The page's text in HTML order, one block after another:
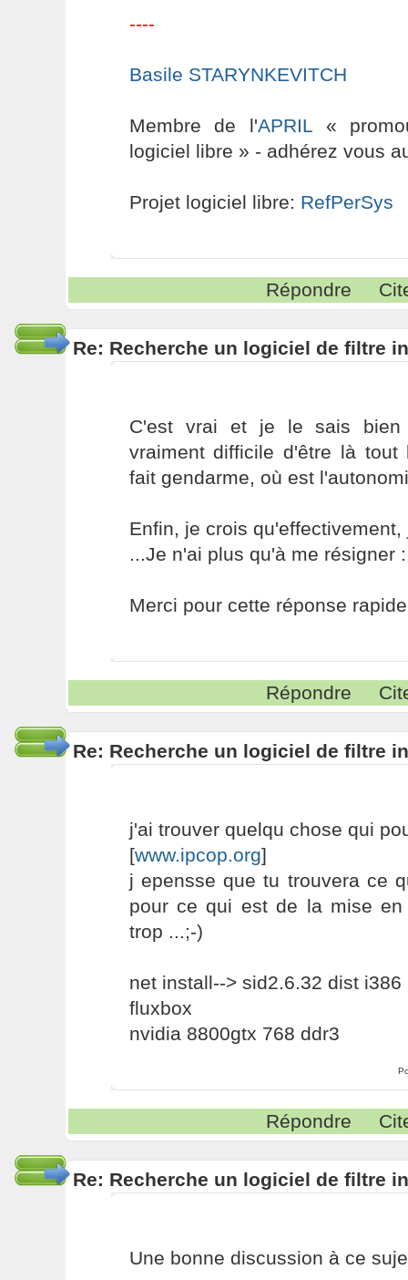
----
Basile STARYNKEVITCH
Membre de l'APRIL «
logiciel libre » - adhérez vous
Projet logiciel libre: RefPerSys
Répondre
Re: Recherche un logiciel de filtre
C'est vrai et je le sais bien
vraiment difficile d'être là
fait gendarme, où est
Enfin, je crois
...Je n'ai plus qu'à me résigner
Merci pour cette réponse
Répondre
Re: Recherche un logiciel de filtre
j'ai trouver quelqu chose qui
[www.ipcop.org]
j epensse que tu trouvera ce
pour ce qui est de la mise
trop ...;-)
net install--> sid2.6.32 dist i386
fluxbox
nvidia 8800gtx 768 ddr3
Répondre
Re: Recherche un logiciel de filtre
Une bonne discussion à ce